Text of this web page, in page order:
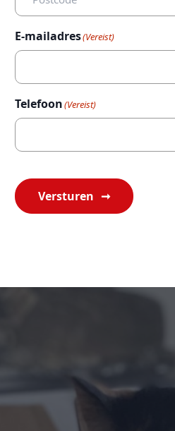
huisnummer
E-mailadres(Vereist)
Telefoon(Vereist)
Versturen